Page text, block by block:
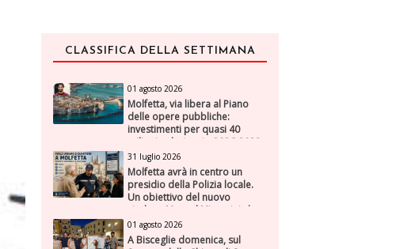
CLASSIFICA DELLA SETTIMANA
01 agosto 2026
Molfetta, via libera al Piano
delle opere pubbliche:
investimenti per quasi 40
milioni nel triennio 2026-2028
31 luglio 2026
Molfetta avrà in centro un
presidio della Polizia locale.
Un obiettivo del nuovo
sindaco Manuel Minervini che
diviene realtà, con la speranza
di maggiore efficienza e
01 agosto 2026
A Bisceglie domenica, sul